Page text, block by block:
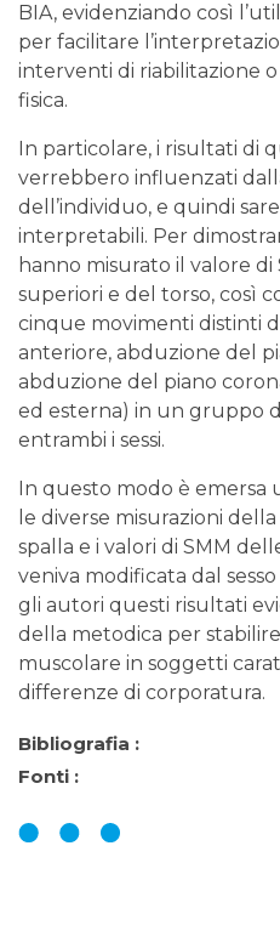
BIA, evidenziando così
per facilitare
interventi di riabilitazione
fisica.
In particolare, i risultati di
verrebbero influenzati
dell’individuo, e quindi
interpretabili. Per
hanno misurato il valore
superiori e del torso, così
cinque movimenti distinti
anteriore, abduzione del
abduzione del piano
ed esterna) in un gruppo
entrambi i sessi.
In questo modo è emersa
le diverse misurazioni
spalla e i valori di SMM
veniva modificata dal
gli autori questi risultati
della metodica per
muscolare in soggetti
differenze di corporatura.
Bibliografia :
Fonti :